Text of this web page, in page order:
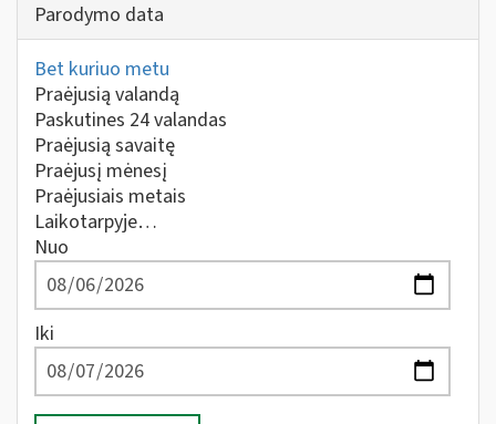
Parodymo data
Bet kuriuo metu
Praėjusią valandą
Paskutines 24 valandas
Praėjusią savaitę
Praėjusį mėnesį
Praėjusiais metais
Laikotarpyje…
Nuo
Iki